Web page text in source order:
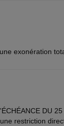
exonération
DU 25
restriction